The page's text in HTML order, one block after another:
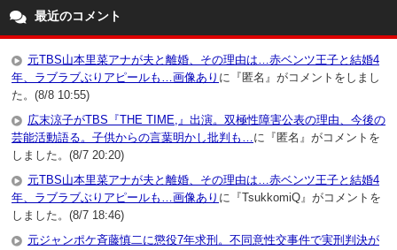
最近のコメント
元TBS山本里菜アナが夫と離婚、その理由は…赤ベンツ王子と結婚4
年、ラブラブぶりアピールも…画像あり に『匿名』がコメントをしまし
た。(8/8 10:55)
広末涼子がTBS『THE TIME,』出演。双極性障害公表の理由、今後の
芸能活動語る。子供からの言葉明かし批判も…に『匿名』がコメントを
しました。(8/7 20:20)
元TBS山本里菜アナが夫と離婚、その理由は…赤ベンツ王子と結婚4
年、ラブラブぶりアピールも…画像あり に『TsukkomiQ』がコメントを
しました。(8/7 18:46)
元ジャンポケ斉藤慎二に懲役7年求刑。不同意性交事件で実刑判決が